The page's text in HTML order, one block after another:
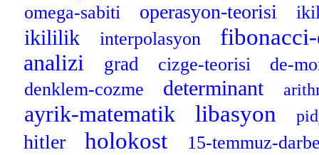
omega-sabiti operasyon-teorisi
ikililik interpolasyon
analizi grad cizge-teorisi
de-
denklem-cozme
determinant
ayrik-matematik libasyon
hitler holokost 15-temmuz-